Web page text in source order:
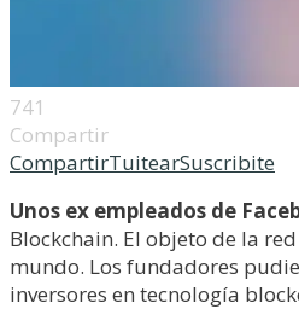
741
Compartir
CompartirTuitearSuscribite
Unos ex empleados de
Blockchain. El objeto de la
mundo. Los fundadores
inversores en tecnología